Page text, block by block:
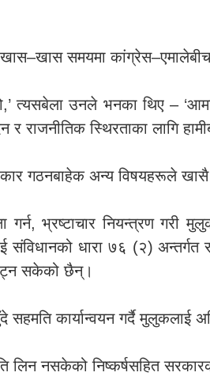
खास–खास समयमा
त्यसबेला उनले भनका थिए –
र राजनीतिक स्थिरताका लागि
गठनबाहेक अन्य विषयहरूले
गर्न, भ्रष्टाचार नियन्त्रण
संविधानको धारा ७६ (२)
सकेको छैन्।
कार्यान्वयन गर्दै मुलुकलाई
लिन नसकेको निष्कर्षसहित